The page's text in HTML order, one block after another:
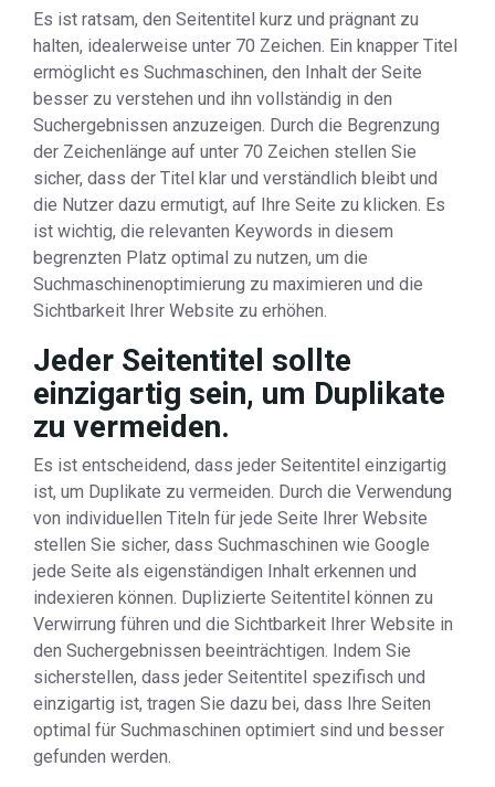
Es ist ratsam, den Seitentitel kurz und prägnant zu
halten, idealerweise unter 70 Zeichen. Ein knapper Titel
ermöglicht es Suchmaschinen, den Inhalt der Seite
besser zu verstehen und ihn vollständig in den
Suchergebnissen anzuzeigen. Durch die Begrenzung
der Zeichenlänge auf unter 70 Zeichen stellen Sie
sicher, dass der Titel klar und verständlich bleibt und
die Nutzer dazu ermutigt, auf Ihre Seite zu klicken. Es
ist wichtig, die relevanten Keywords in diesem
begrenzten Platz optimal zu nutzen, um die
Suchmaschinenoptimierung zu maximieren und die
Sichtbarkeit Ihrer Website zu erhöhen.
Jeder Seitentitel sollte
einzigartig sein, um Duplikate
zu vermeiden.
Es ist entscheidend, dass jeder Seitentitel einzigartig
ist, um Duplikate zu vermeiden. Durch die Verwendung
von individuellen Titeln für jede Seite Ihrer Website
stellen Sie sicher, dass Suchmaschinen wie Google
jede Seite als eigenständigen Inhalt erkennen und
indexieren können. Duplizierte Seitentitel können zu
Verwirrung führen und die Sichtbarkeit Ihrer Website in
den Suchergebnissen beeinträchtigen. Indem Sie
sicherstellen, dass jeder Seitentitel spezifisch und
einzigartig ist, tragen Sie dazu bei, dass Ihre Seiten
optimal für Suchmaschinen optimiert sind und besser
gefunden werden.